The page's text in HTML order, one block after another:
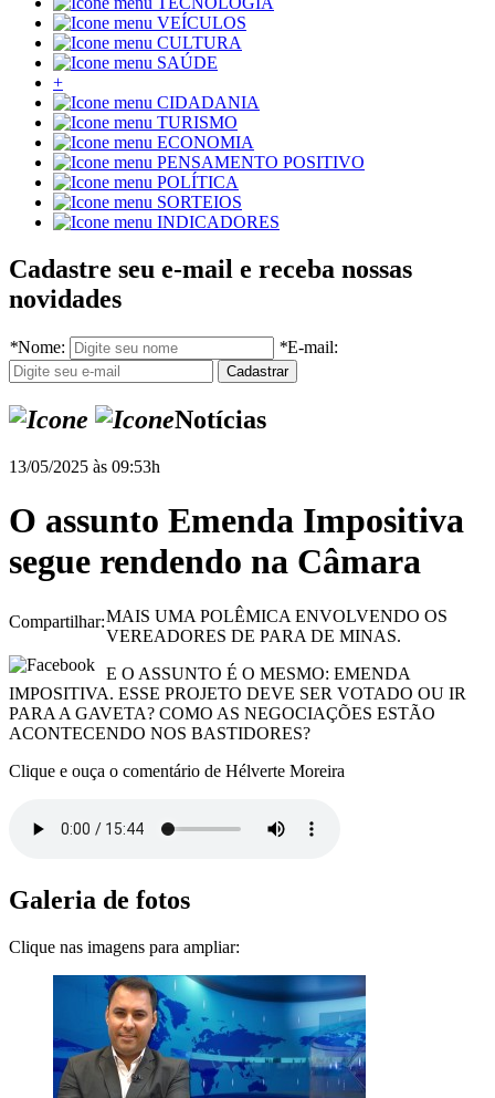
VEÍCULOS
CULTURA
SAÚDE
+
CIDADANIA
TURISMO
ECONOMIA
PENSAMENTO POSITIVO
POLÍTICA
SORTEIOS
INDICADORES
Cadastre seu e-mail e receba nossas
novidades
*Nome: *E-mail:
Notícias
13/05/2025 às 09:53h
O assunto Emenda Impositiva
segue rendendo na Câmara
Compartilhar:MAIS UMA POLÊMICA ENVOLVENDO OS
VEREADORES DE PARA DE MINAS.
E O ASSUNTO É O MESMO: EMENDA
IMPOSITIVA. ESSE PROJETO DEVE SER VOTADO OU IR
PARA A GAVETA? COMO AS NEGOCIAÇÕES ESTÃO
ACONTECENDO NOS BASTIDORES?
Clique e ouça o comentário de Hélverte Moreira
Galeria de fotos
Clique nas imagens para ampliar: